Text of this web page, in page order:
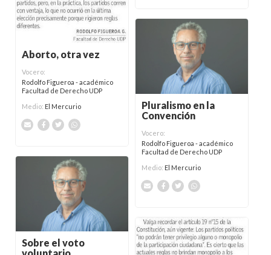
Aborto, otra vez
Vocero:
Rodolfo Figueroa - académico
Facultad de Derecho UDP
Medio: El Mercurio
Pluralismo en la
Convención
Vocero:
Rodolfo Figueroa - académico
Facultad de Derecho UDP
Medio: El Mercurio
Sobre el voto